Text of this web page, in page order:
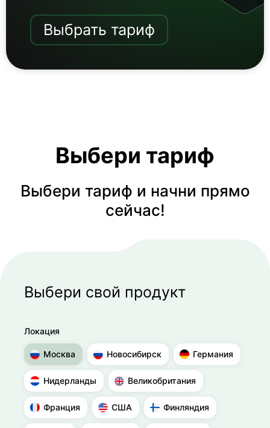
Выбрать тариф
Выбери тариф
Выбери тариф и начни прямо
сейчас!
Выбери свой продукт
Локация
Москва Новосибирск Германия
Нидерланды Великобритания
Франция США Финляндия